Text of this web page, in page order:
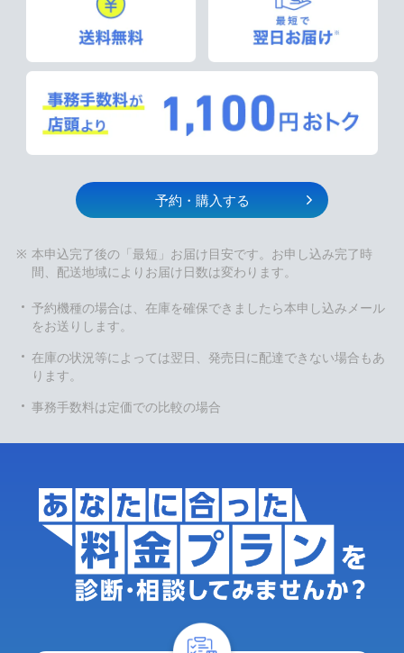
予約・購入する
本申込完了後の「最短」お届け目安です。お申し込み完了時
間、配送地域によりお届け日数は変わります。
予約機種の場合は、在庫を確保できましたら本申し込みメール
をお送りします。
在庫の状況等によっては翌日、発売日に配達できない場合もあ
ります。
事務手数料は定価での比較の場合